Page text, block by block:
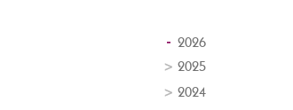
2026
2025
2024